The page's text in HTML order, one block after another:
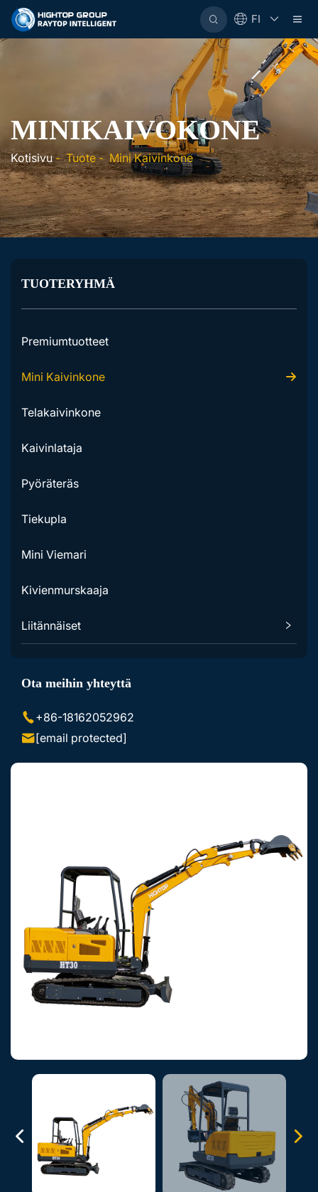
FI
MINIKAIVOKONE
Kotisivu-Tuote-Mini Kaivinkone
TUOTERYHMÄ
Premiumtuotteet
Mini Kaivinkone
Telakaivinkone
Kaivinlataja
Pyöräteräs
Tiekupla
Mini Viemari
Kivienmurskaaja
Liitännäiset
Luistovaunun Lisävarusteet
Ota meihin yhteyttä
+86-18162052962
[email protected]